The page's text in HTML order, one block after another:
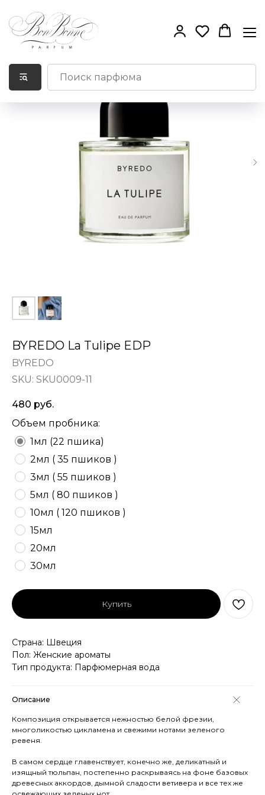
BYREDO La Tulipe EDP
BYREDO
SKU: SKU0009-11
480 руб.
Объем пробника:
1мл (22 пшика)
2мл ( 35 пшиков )
3мл ( 55 пшиков )
5мл ( 80 пшиков )
10мл ( 120 пшиков )
15мл
20мл
30мл
Купить
Страна: Швеция
Пол: Женские ароматы
Тип продукта: Парфюмерная вода
Описание
Композиция открывается нежностью белой фрезии,
многоликостью цикламена и свежими нотами зеленого
ревеня.
В самом сердце главенствует, конечно же, деликатный и
изящный тюльпан, постепенно раскрываясь на фоне базовых
древесных аккордов, дымной сладости ветивера и все тех же